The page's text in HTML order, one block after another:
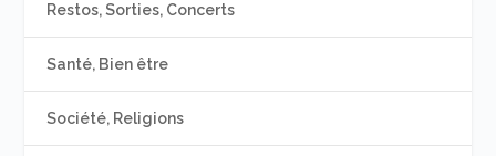
Restos, Sorties, Concerts
Santé, Bien être
Société, Religions